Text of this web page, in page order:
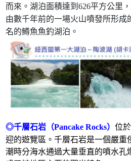
而來。湖泊面積達到626平方公里
由數千年前的一場火山噴發所形成
名的鱒魚魚釣湖泊。
◎千層石岩（Pancake Rocks）位於
迎的遊覽區。千層石岩是一個嚴重
潮時分海水通過大量垂直的噴水孔